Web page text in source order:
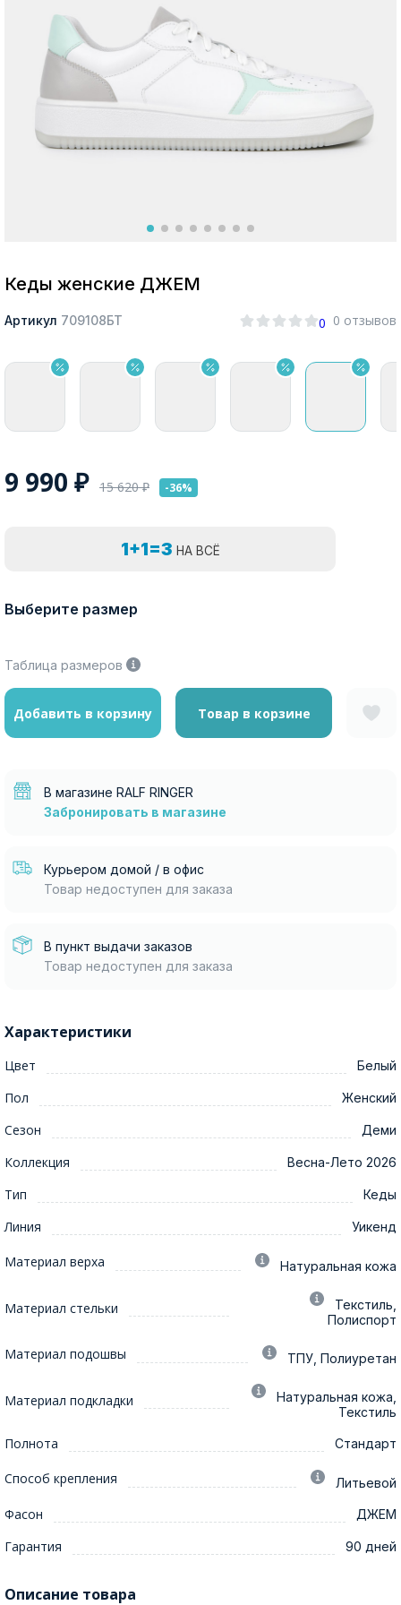
Кеды женские ДЖЕМ
Артикул 709108БТ 0 0 отзывов
9 990 ₽ 15 620₽ -36%
1+1=3 НА ВСЁ
Выберите размер
Таблица размеров
Добавить в корзину Товар в корзине
В магазине RALF RINGER
Забронировать в магазине
Курьером домой / в офис
Товар недоступен для заказа
В пункт выдачи заказов
Товар недоступен для заказа
Характеристики
Цвет Белый
Пол Женский
Сезон Деми
Коллекция Весна-Лето 2026
Тип Кеды
Линия Уикенд
Материал верха Натуральная кожа
Материал стельки
Текстиль,
Полиспорт
Материал подошвы ТПУ, Полиуретан
Материал подкладки
Натуральная кожа,
Текстиль
Полнота Стандарт
Способ крепления Литьевой
Фасон ДЖЕМ
Гарантия 90 дней
Описание товара